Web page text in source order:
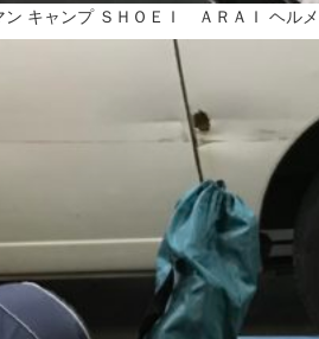
キャンプ ＳＨＯＥＩ ＡＲＡＩ ヘル